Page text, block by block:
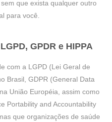
que exista qualquer outro
para você.
GPDR e HIPPA
com a LGPD (Lei Geral de
Brasil, GDPR (General Data
União Européia, assim como
Portability and Accountability
que organizações de saúde